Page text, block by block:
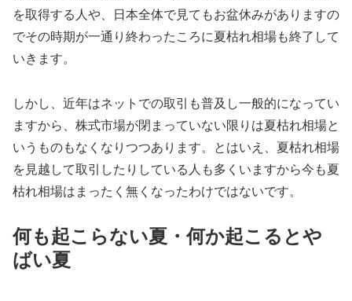
を取得する人や、日本全体で見てもお盆休みがありますの
でその時期が一通り終わったころに夏枯れ相場も終了して
いきます。
しかし、近年はネットでの取引も普及し一般的になってい
ますから、株式市場が閉まっていない限りは夏枯れ相場と
いうものもなくなりつつあります。とはいえ、夏枯れ相場
を見越して取引したりしている人も多くいますから今も夏
枯れ相場はまったく無くなったわけではないです。
何も起こらない夏・何か起こるとや
ばい夏